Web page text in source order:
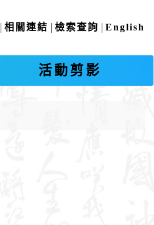
|相關連結 |檢索查詢 |English
活動剪影